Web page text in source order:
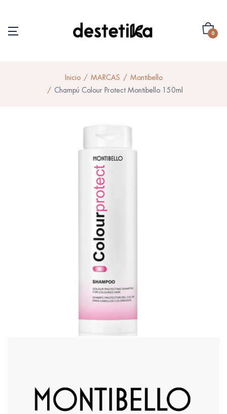
0
Inicio MARCAS
Montibello
Champú Colour Protect Montibello 150ml